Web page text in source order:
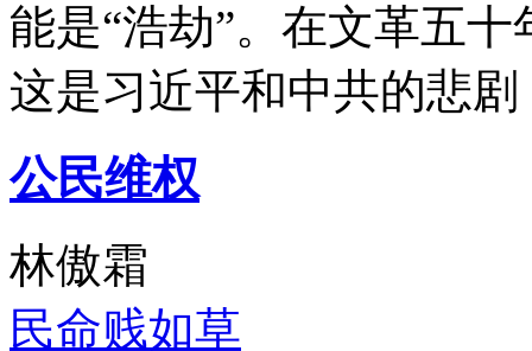
能是“浩劫”。在文革五
这是习近平和中共的悲
公民维权
林傲霜
民命贱如草